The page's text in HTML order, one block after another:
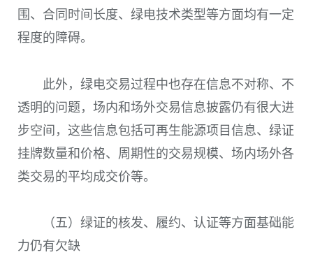
围、合同时间长度、绿电技术类型等方面均有一定
程度的障碍。
此外，绿电交易过程中也存在信息不对称、不
透明的问题，场内和场外交易信息披露仍有很大进
步空间，这些信息包括可再生能源项目信息、绿证
挂牌数量和价格、周期性的交易规模、场内场外各
类交易的平均成交价等。
（五）绿证的核发、履约、认证等方面基础能
力仍有欠缺